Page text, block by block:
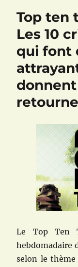
Top ten
Les 10
qui font
donnent
Le Top Ten
hebdomadaire
selon le